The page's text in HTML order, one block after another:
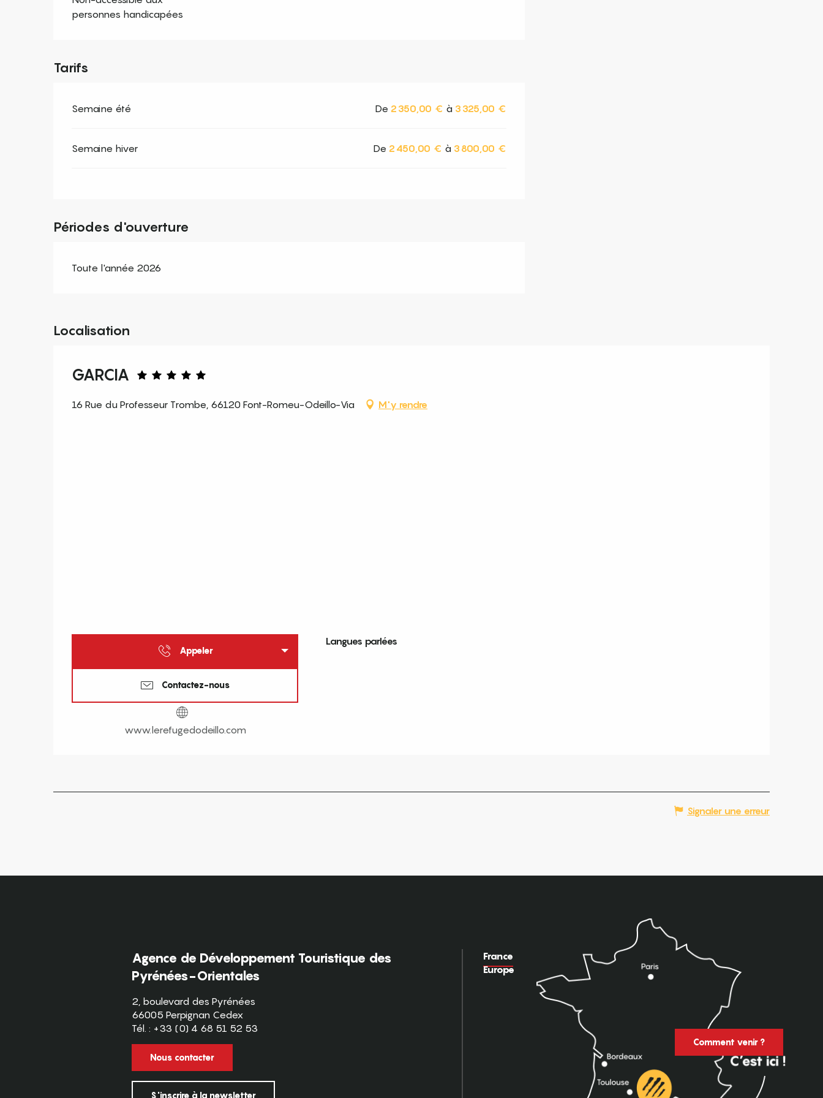
personnes handicapées
Tarifs
Semaine été De 2 350,00 € à 3 325,00 €
Semaine hiver De 2 450,00 € à 3 800,00 €
Périodes d'ouverture
Toute l'année 2026
Localisation
GARCIA
16 Rue du Professeur Trombe, 66120 Font-Romeu-Odeillo-Via M'y rendre
Appeler
Contactez-nous
www.lerefugedodeillo.com
Langues parlées
Langues parlées
Signaler une erreur
Agence de Développement Touristique des
Pyrénées-Orientales
2, boulevard des Pyrénées
66005 Perpignan Cedex
Tél. : +33 (0) 4 68 51 52 53
Nous contacter
S'inscrire à la newsletter
France
Europe
Comment venir ?